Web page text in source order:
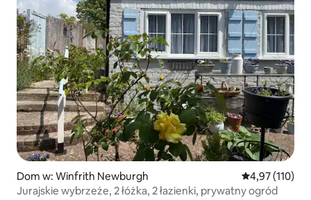
Dom w: Winfrith Newburgh Średnia
4,97 (110)
Jurajskie wybrzeże, 2 łóżka, 2 łazienki, prywatny ogród